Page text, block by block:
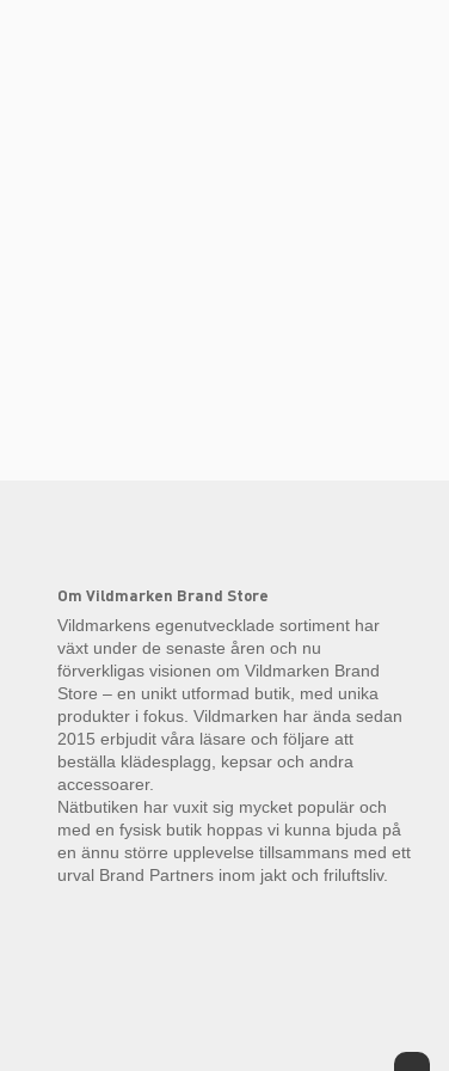
Om Vildmarken Brand Store
Vildmarkens egenutvecklade sortiment har
växt under de senaste åren och nu
förverkligas visionen om Vildmarken Brand
Store – en unikt utformad butik, med unika
produkter i fokus. Vildmarken har ända sedan
2015 erbjudit våra läsare och följare att
beställa klädesplagg, kepsar och andra
accessoarer.
Nätbutiken har vuxit sig mycket populär och
med en fysisk butik hoppas vi kunna bjuda på
en ännu större upplevelse tillsammans med ett
urval Brand Partners inom jakt och friluftsliv.